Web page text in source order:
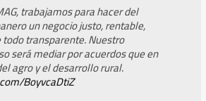
trabajamos para hacer del
un negocio justo, rentable,
transparente. Nuestro
será mediar por acuerdos que en
agro y el desarrollo rural.
BoyvcaDtiZ